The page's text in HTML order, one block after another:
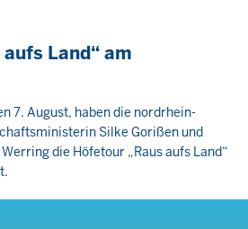
Land“ am
7. August, haben die nordrhein-
Silke Gorißen und
die Höfetour „Raus aufs Land“